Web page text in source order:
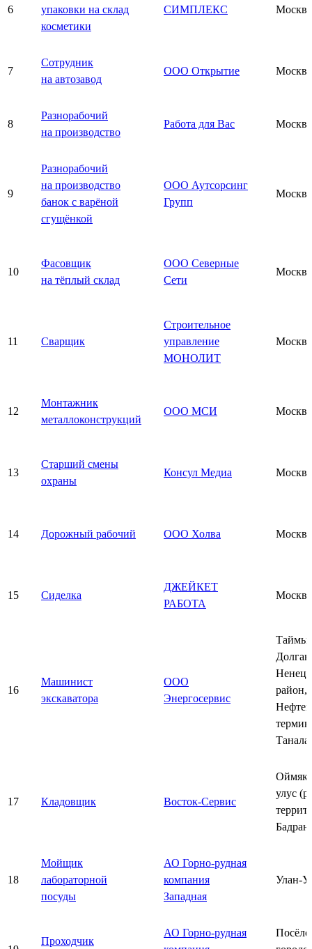
6
упаковки на склад
косметики
СИМПЛЕКС Москва
7
Сотрудник
на автозавод
ООО Открытие Москва
8
Разнорабочий
на производство
Работа для Вас Москва
9
Разнорабочий
на производство
банок с варёной
сгущёнкой
ООО Аутсорсинг
Групп
Москва
10
Фасовщик
на тёплый склад
ООО Северные
Сети
Москва
11 Сварщик
Строительное
управление
МОНОЛИТ
Москва
12
Монтажник
металлоконструкций
ООО МСИ Москва
13
Старший смены
охраны
Консул Медиа Москва
14 Дорожный рабочий ООО Холва Москва
15 Сиделка
ДЖЕЙКЕТ
РАБОТА
Москва
16
Машинист
экскаватора
ООО
Энергосервис
район,
17 Кладовщик Восток-Сервис
улус
Бадран
18
Мойщик
лабораторной
посуды
АО Горно-рудная
компания
Западная
Улан-
Проходчик
АО Горно-рудная